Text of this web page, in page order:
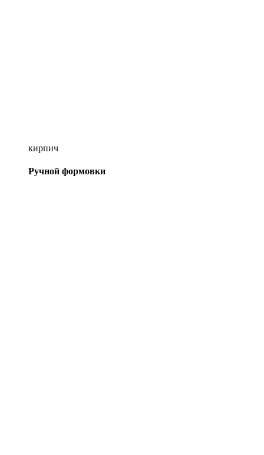
кирпич
Ручной формовки